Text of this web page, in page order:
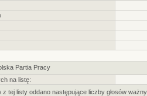
Partia Pracy
na listę:
tej listy oddano następujące liczby głosów